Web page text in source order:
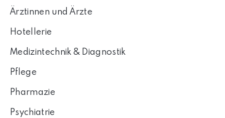
Ärztinnen und Ärzte
Hotellerie
Medizintechnik & Diagnostik
Pflege
Pharmazie
Psychiatrie